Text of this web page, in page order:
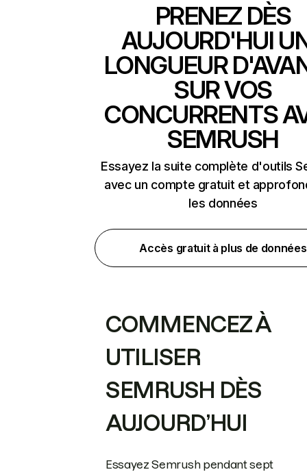
PRENEZ DÈS
AUJOURD'HUI
LONGUEUR
SUR VOS
CONCURRENTS
SEMRUSH
Essayez la suite complète d'outils
avec un compte gratuit et
les données
Accès gratuit à plus de données
COMMENCEZ À
UTILISER
SEMRUSH DÈS
AUJOURD’HUI
Essayez Semrush pendant sept